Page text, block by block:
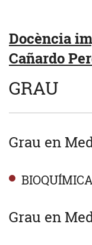
Docència
Cañardo
GRAU
Grau en
Grau en